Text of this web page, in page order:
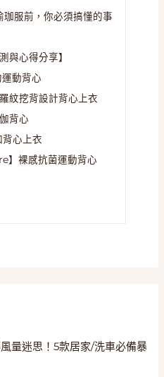
珈服前，你必須搞懂的事
與心得分享】
動背心
紋挖背設計背心上衣
背心
心上衣
】裸感抗菌運動背心
量迷思！5款居家/洗車必備暴